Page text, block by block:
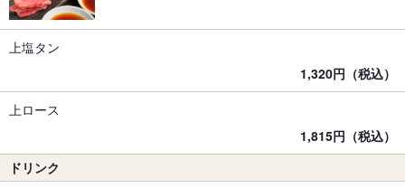
上塩タン
1,320円（税込）
上ロース
1,815円（税込）
ドリンク